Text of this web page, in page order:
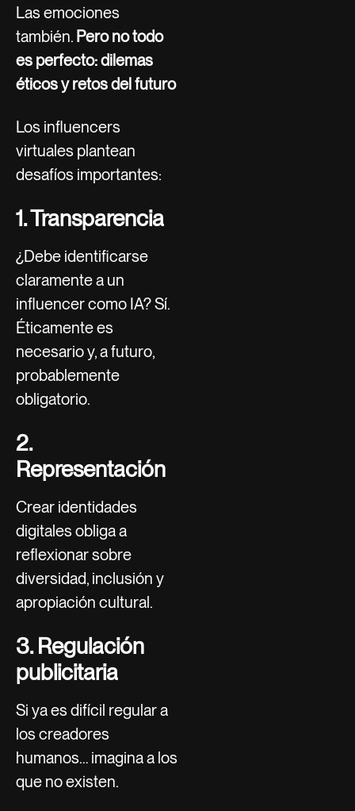
Las emociones
también. Pero no todo
es perfecto: dilemas
éticos y retos del futuro
Los influencers
virtuales plantean
desafíos importantes:
1. Transparencia
¿Debe identificarse
claramente a un
influencer como IA? Sí.
Éticamente es
necesario y, a futuro,
probablemente
obligatorio.
2.
Representación
Crear identidades
digitales obliga a
reflexionar sobre
diversidad, inclusión y
apropiación cultural.
3. Regulación
publicitaria
Si ya es difícil regular a
los creadores
humanos… imagina a los
que no existen.